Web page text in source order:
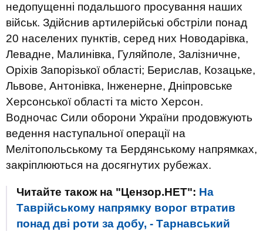
недопущенні подальшого просування наших
військ. Здійснив артилерійські обстріли понад
20 населених пунктів, серед них Новодарівка,
Левадне, Малинівка, Гуляйполе, Залізничне,
Оріхів Запорізької області; Берислав, Козацьке,
Львове, Антонівка, Інженерне, Дніпровське
Херсонської області та місто Херсон.
Водночас Сили оборони України продовжують
ведення наступальної операції на
Мелітопольському та Бердянському напрямках,
закріплюються на досягнутих рубежах.
Читайте також на "Цензор.НЕТ": На
Таврійському напрямку ворог втратив
понад дві роти за добу, - Тарнавський